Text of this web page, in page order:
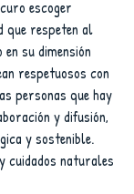
escoger
que respeten al
su dimensión
respetuosos con
personas que hay
y difusión,
y sostenible.
cuidados naturales